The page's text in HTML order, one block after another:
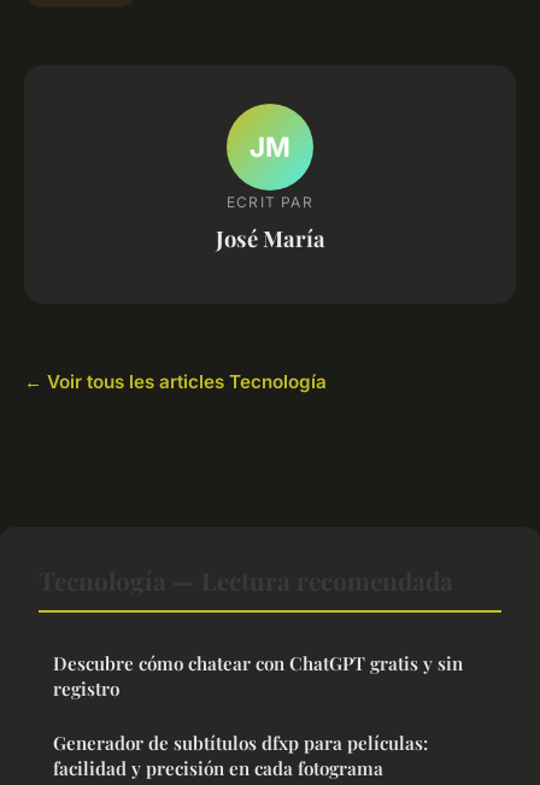
JM
ECRIT PAR
José María
← Voir tous les articles Tecnología
Descubre cómo chatear con ChatGPT gratis y sin
registro
Generador de subtítulos dfxp para películas:
facilidad y precisión en cada fotograma